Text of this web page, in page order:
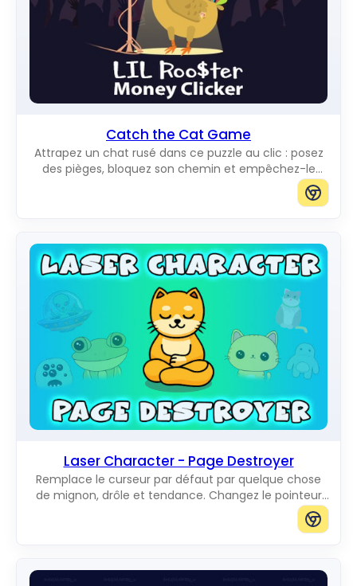
Catch the Cat Game
Attrapez un chat rusé dans ce puzzle au clic : posez
des pièges, bloquez son chemin et empêchez-le
Laser Character - Page Destroyer
Remplace le curseur par défaut par quelque chose
de mignon, drôle et tendance. Changez le pointeur
de souris habituel pour d'incroyables Cute Cursors.